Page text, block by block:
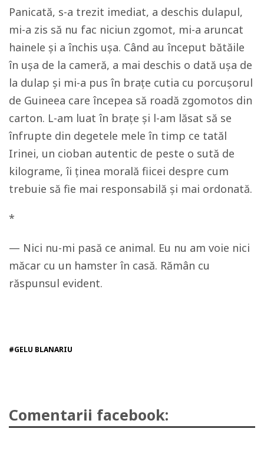
Panicată, s-a trezit imediat, a deschis dulapul,
mi-a zis să nu fac niciun zgomot, mi-a aruncat
hainele și a închis ușa. Când au început bătăile
în ușa de la cameră, a mai deschis o dată ușa de
la dulap și mi-a pus în brațe cutia cu porcușorul
de Guineea care începea să roadă zgomotos din
carton. L-am luat în brațe și l-am lăsat să se
înfrupte din degetele mele în timp ce tatăl
Irinei, un cioban autentic de peste o sută de
kilograme, îi ținea morală fiicei despre cum
trebuie să fie mai responsabilă și mai ordonată.
*
— Nici nu-mi pasă ce animal. Eu nu am voie nici
măcar cu un hamster în casă. Rămân cu
răspunsul evident.
#GELU BLANARIU
Comentarii facebook: